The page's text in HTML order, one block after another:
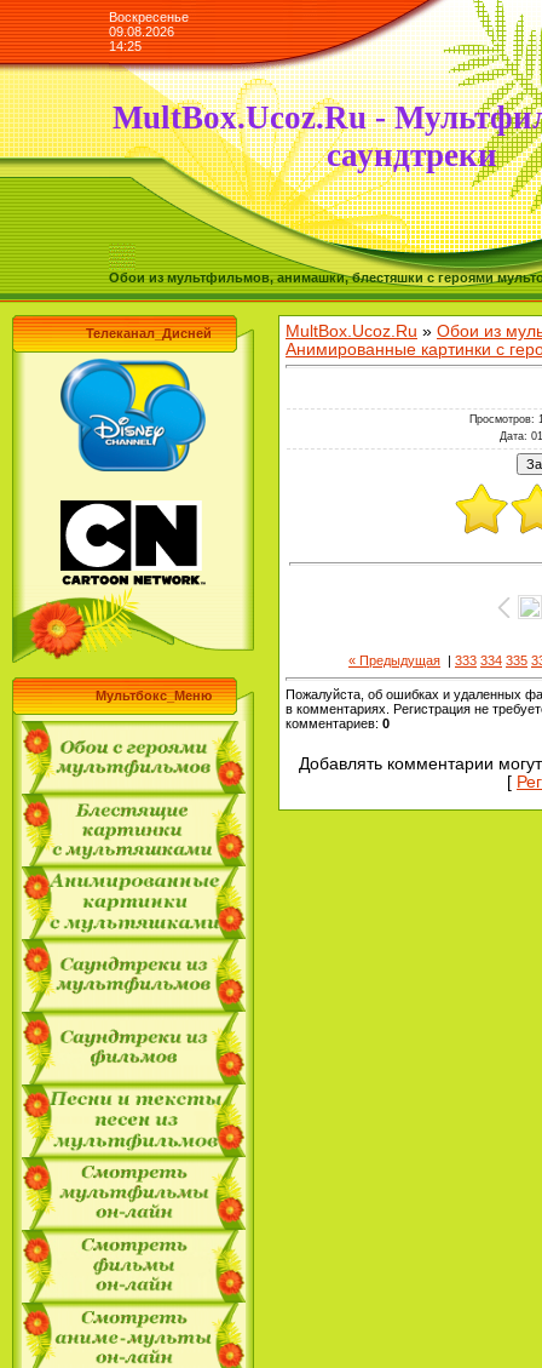
Воскресенье
09.08.2026
14:25
MultBox.Ucoz.Ru -
саундтреки
Обои из мультфильмов, анимашки, блестяшки с героями
Телеканал_Дисней
Мультбокс_Меню
MultBox.Ucoz.Ru » Обои из
Анимированные картинки с
Просмотров:
Дата:
« Предыдущая | 333 334 335
Пожалуйста, об ошибках и удаленных
в комментариях. Регистрация не
комментариев: 0
Добавлять комментарии
[